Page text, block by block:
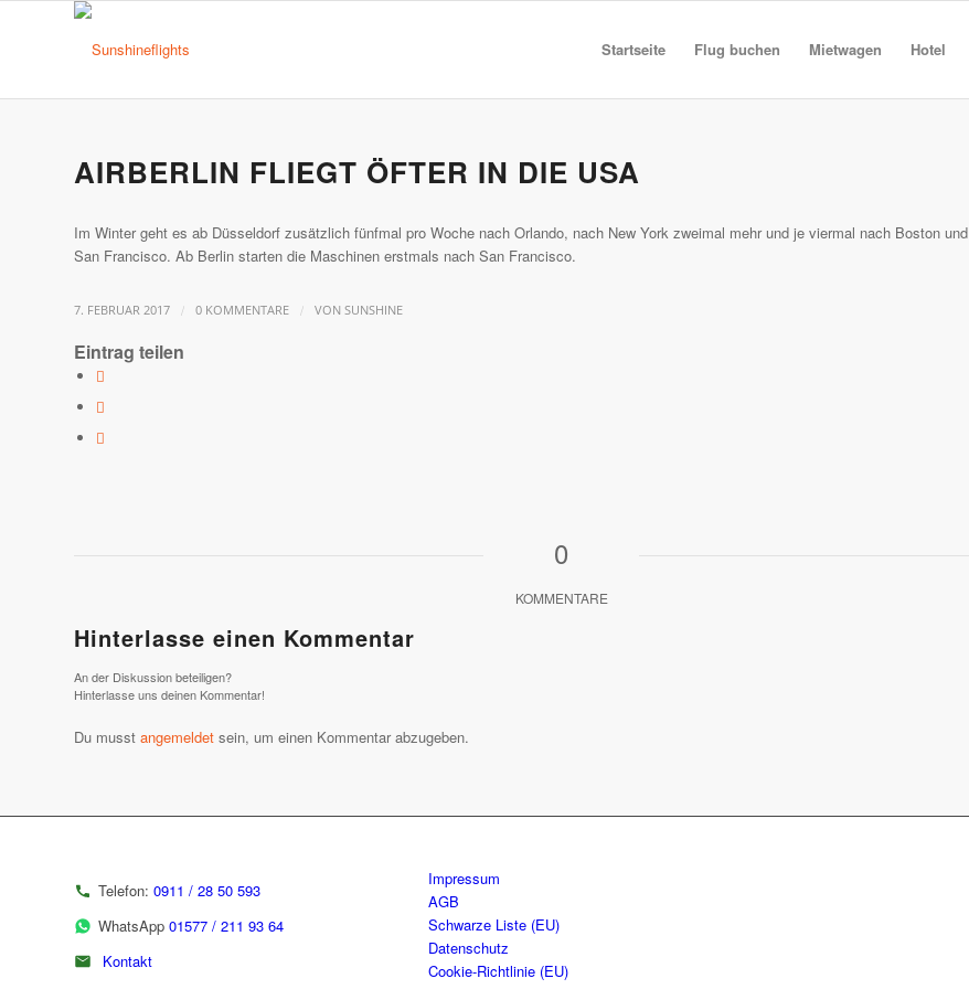
Startseite Flug buchen Mietwagen Hotel
AIRBERLIN FLIEGT ÖFTER IN DIE USA
Im Winter geht es ab Düsseldorf zusätzlich fünfmal pro Woche nach Orlando, nach New York zweimal mehr und je viermal nach Boston und
San Francisco. Ab Berlin starten die Maschinen erstmals nach San Francisco.
7. FEBRUAR 2017 / 0 KOMMENTARE / VON SUNSHINE
Eintrag teilen
0
KOMMENTARE
Hinterlasse einen Kommentar
An der Diskussion beteiligen?
Hinterlasse uns deinen Kommentar!
Du musst angemeldet sein, um einen Kommentar abzugeben.
Telefon: 0911 / 28 50 593
WhatsApp 01577 / 211 93 64
Kontakt
Impressum
AGB
Schwarze Liste (EU)
Datenschutz
Cookie-Richtlinie (EU)